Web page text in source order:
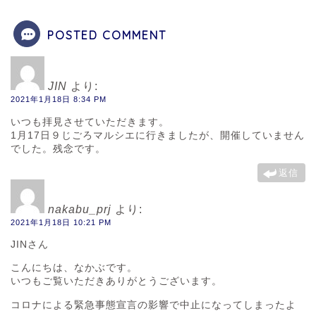
POSTED COMMENT
JIN より:
2021年1月18日 8:34 PM
いつも拝見させていただきます。
1月17日９じごろマルシエに行きましたが、開催していません
でした。残念です。
返信
nakabu_prj より:
2021年1月18日 10:21 PM
JINさん
こんにちは、なかぶです。
いつもご覧いただきありがとうございます。
コロナによる緊急事態宣言の影響で中止になってしまったよ